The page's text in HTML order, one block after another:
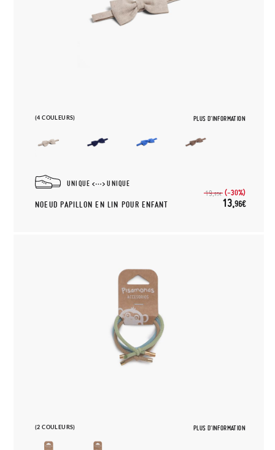
(4 COULEURS) PLUS D'INFORMATION
UNIQUE UNIQUE
NOEUD PAPILLON EN LIN POUR ENFANT
19,95€ (-30%)
13,96€
(2 COULEURS) PLUS D'INFORMATION